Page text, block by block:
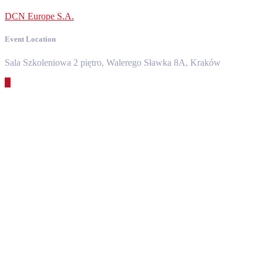
DCN Europe S.A.
Event Location
Sala Szkoleniowa 2 piętro, Walerego Sławka 8A, Kraków